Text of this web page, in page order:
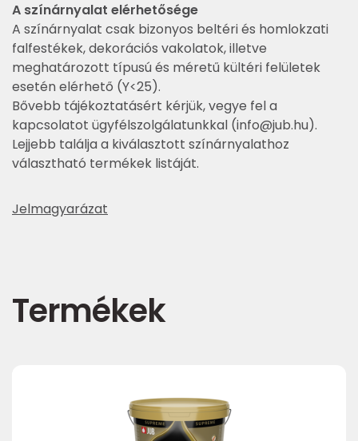
A színárnyalat elérhetősége
A színárnyalat csak bizonyos beltéri és homlokzati
falfestékek, dekorációs vakolatok, illetve
meghatározott típusú és méretű kültéri felületek
esetén elérhető (Y<25).
Bővebb tájékoztatásért kérjük, vegye fel a
kapcsolatot ügyfélszolgálatunkkal (info@jub.hu).
Lejjebb találja a kiválasztott színárnyalathoz
választható termékek listáját.
Jelmagyarázat
Termékek